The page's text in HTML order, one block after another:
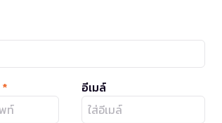
* อีเมล์